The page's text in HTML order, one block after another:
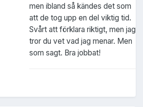
men ibland så kändes det som
att de tog upp en del viktig tid.
Svårt att förklara riktigt, men jag
tror du vet vad jag menar. Men
som sagt. Bra jobbat!